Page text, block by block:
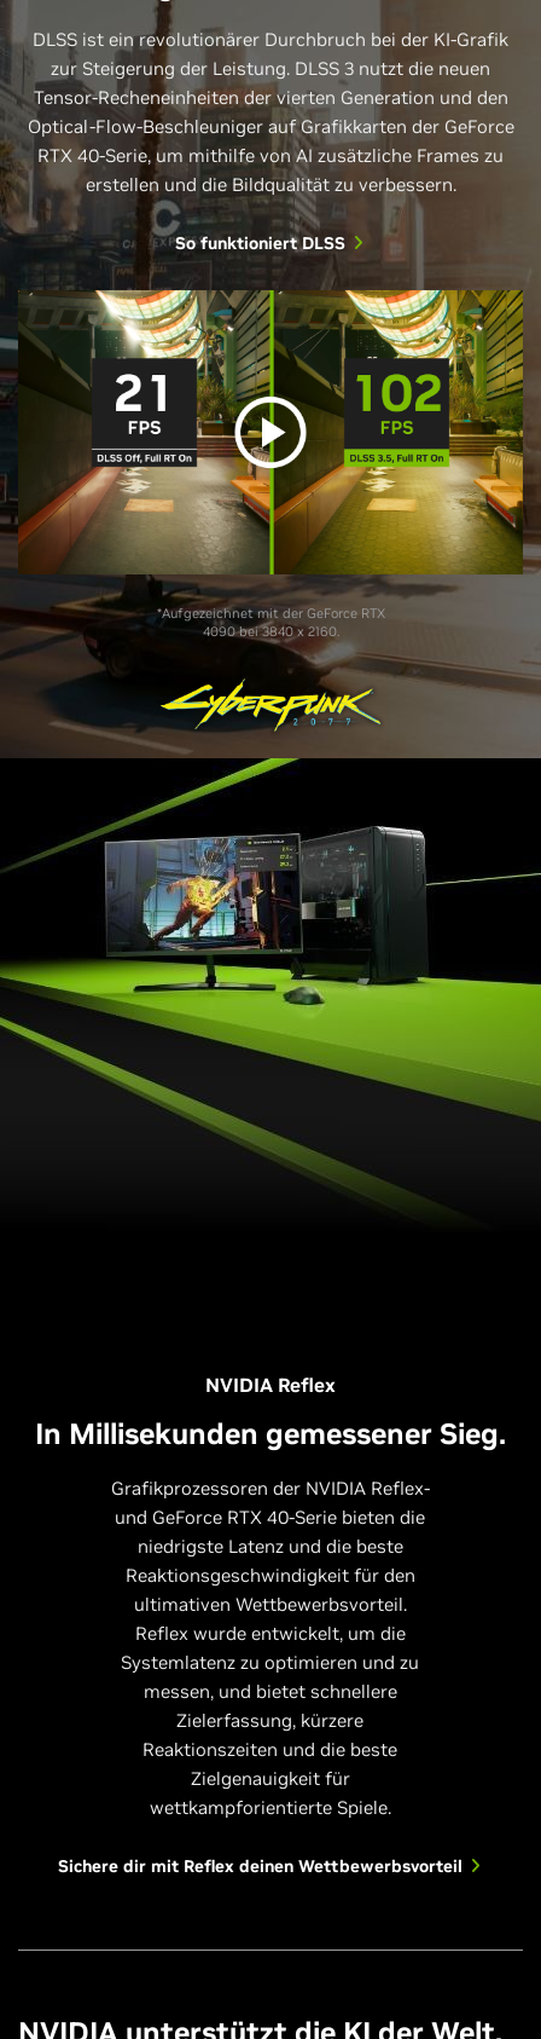
DLSS ist ein revolutionärer Durchbruch bei der KI-Grafik
zur Steigerung der Leistung. DLSS 3 nutzt die neuen
Tensor-Recheneinheiten der vierten Generation und den
Optical-Flow-Beschleuniger auf Grafikkarten der GeForce
RTX 40-Serie, um mithilfe von AI zusätzliche Frames zu
erstellen und die Bildqualität zu verbessern.
So funktioniert DLSS
*Aufgezeichnet mit der GeForce RTX
4090 bei 3840 x 2160.
NVIDIA Reflex
In Millisekunden gemessener Sieg.
Grafikprozessoren der NVIDIA Reflex-
und GeForce RTX 40-Serie bieten die
niedrigste Latenz und die beste
Reaktionsgeschwindigkeit für den
ultimativen Wettbewerbsvorteil.
Reflex wurde entwickelt, um die
Systemlatenz zu optimieren und zu
messen, und bietet schnellere
Zielerfassung, kürzere
Reaktionszeiten und die beste
Zielgenauigkeit für
wettkampforientierte Spiele.
Sichere dir mit Reflex deinen Wettbewerbsvorteil